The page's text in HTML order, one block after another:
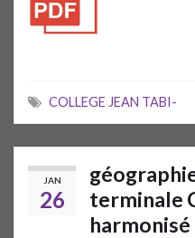
COLLEGE JEAN TABI-
JAN
26
terminale